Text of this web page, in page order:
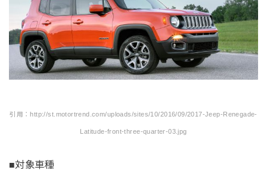
引用：http://st.motortrend.com/uploads/sites/10/2016/09/2017-Jeep-Renegade-
Latitude-front-three-quarter-03.jpg
■対象車種